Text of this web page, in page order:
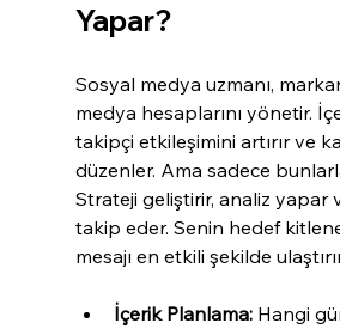
Yapar?
Sosyal medya uzmanı,
medya hesaplarını yönetir.
takipçi etkileşimini artırır ve
düzenler. Ama sadece
Strateji geliştirir, analiz yapar
takip eder. Senin hedef
mesajı en etkili şekilde
İçerik Planlama: Hangi